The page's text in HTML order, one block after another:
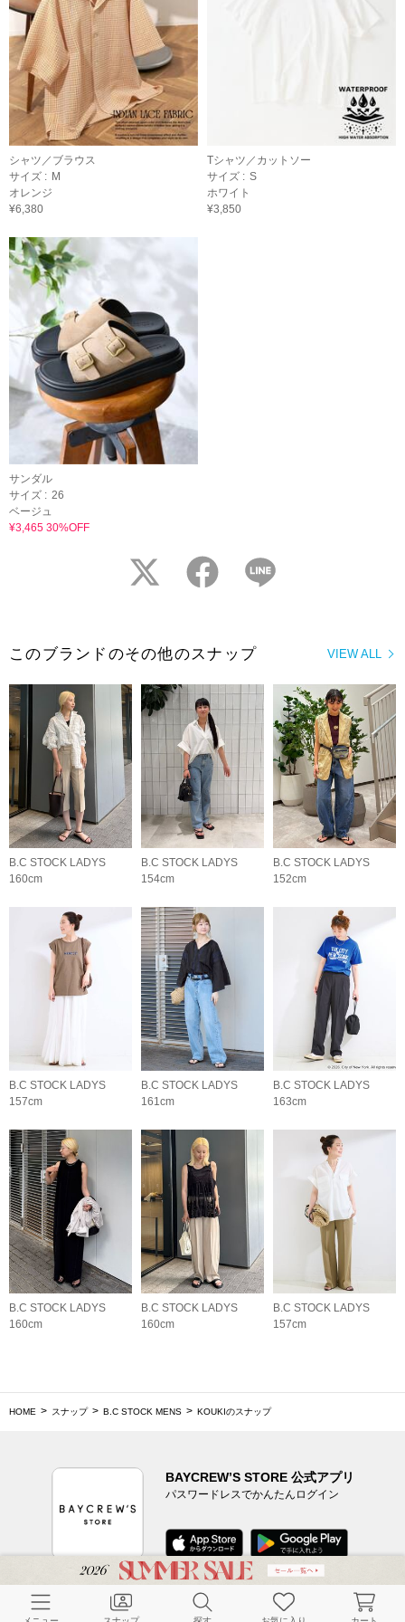
シャツ／ブラウス
サイズ : M
オレンジ
¥6,380
Tシャツ／カットソー
サイズ : S
ホワイト
¥3,850
サンダル
サイズ : 26
ベージュ
¥3,465 30%OFF
twitter facebook
VIEW ALL
このブランドのその他のスナップ
B.C STOCK LADYS
160cm
B.C STOCK LADYS
154cm
B.C STOCK LADYS
152cm
B.C STOCK LADYS
157cm
B.C STOCK LADYS
161cm
B.C STOCK LADYS
163cm
B.C STOCK LADYS
160cm
B.C STOCK LADYS
160cm
B.C STOCK LADYS
157cm
HOME スナップ B.C STOCK MENS KOUKIのスナップ
BAYCREW’S STORE 公式アプリ
パスワードレスでかんたんログイン
CUSTOMER SERVICE